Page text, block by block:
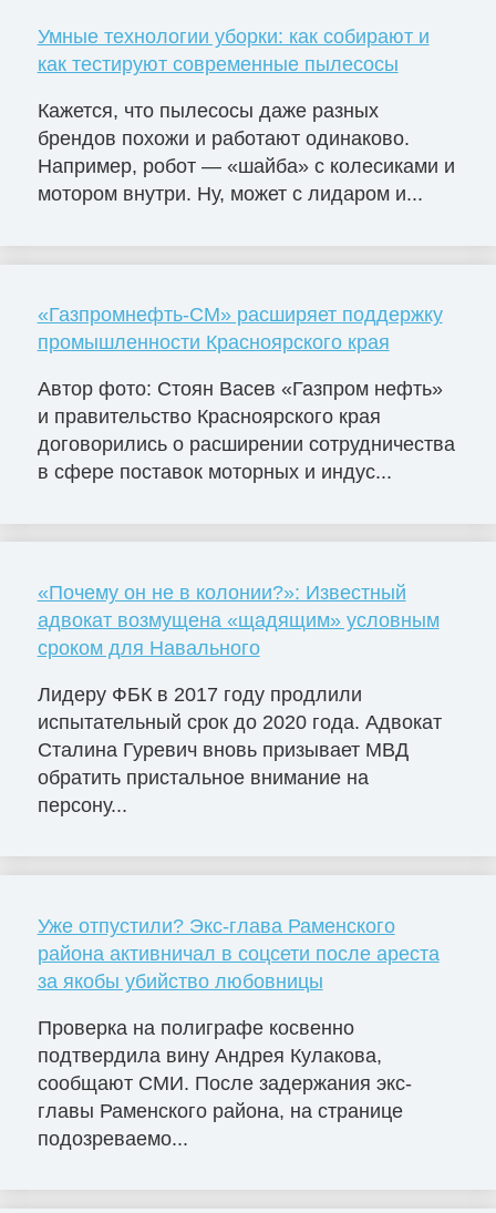
Умные технологии уборки: как собирают и
как тестируют современные пылесосы
Кажется, что пылесосы даже разных
брендов похожи и работают одинаково.
Например, робот — «шайба» с колесиками и
мотором внутри. Ну, может с лидаром и...
«Газпромнефть-СМ» расширяет поддержку
промышленности Красноярского края
Автор фото: Стоян Васев «Газпром нефть»
и правительство Красноярского края
договорились о расширении сотрудничества
в сфере поставок моторных и индус...
«Почему он не в колонии?»: Известный
адвокат возмущена «щадящим» условным
сроком для Навального
Лидеру ФБК в 2017 году продлили
испытательный срок до 2020 года. Адвокат
Сталина Гуревич вновь призывает МВД
обратить пристальное внимание на
персону...
Уже отпустили? Экс-глава Раменского
района активничал в соцсети после ареста
за якобы убийство любовницы
Проверка на полиграфе косвенно
подтвердила вину Андрея Кулакова,
сообщают СМИ. После задержания экс-
главы Раменского района, на странице
подозреваемо...